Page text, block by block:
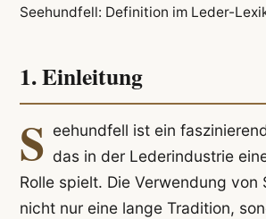
Seehundfell: Definition im Leder-
1. Einleitung
S eehundfell ist ein
das in der Lederindustrie
Rolle spielt. Die Verwendung von
nicht nur eine lange Tradition,